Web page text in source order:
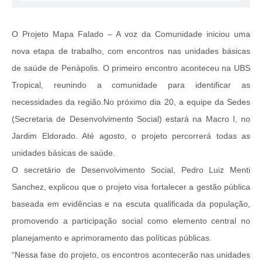
O Projeto Mapa Falado – A voz da Comunidade iniciou uma
nova etapa de trabalho, com encontros nas unidades básicas
de saúde de Penápolis. O primeiro encontro aconteceu na UBS
Tropical, reunindo a comunidade para identificar as
necessidades da região.No próximo dia 20, a equipe da Sedes
(Secretaria de Desenvolvimento Social) estará na Macro I, no
Jardim Eldorado. Até agosto, o projeto percorrerá todas as
unidades básicas de saúde.
O secretário de Desenvolvimento Social, Pedro Luiz Menti
Sanchez, explicou que o projeto visa fortalecer a gestão pública
baseada em evidências e na escuta qualificada da população,
promovendo a participação social como elemento central no
planejamento e aprimoramento das políticas públicas.
“Nessa fase do projeto, os encontros acontecerão nas unidades